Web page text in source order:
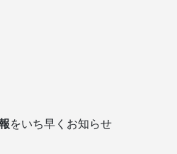
をいち早くお知らせ